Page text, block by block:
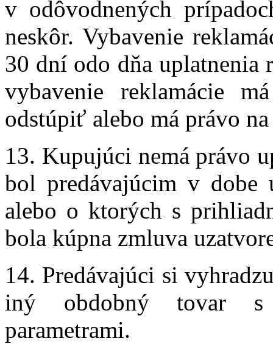
v odôvodnených
neskôr. Vybavenie
30 dní odo dňa uplatnenia
vybavenie reklamácie
odstúpiť alebo má právo
13. Kupujúci nemá právo
bol predávajúcim v dobe
alebo o ktorých s
bola kúpna zmluva
14. Predávajúci si
iný obdobný tovar s
parametrami.